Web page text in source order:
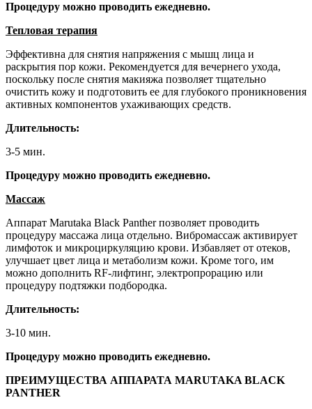
Процедуру можно проводить ежедневно.
Тепловая терапия
Эффективна для снятия напряжения с мышц лица и
раскрытия пор кожи. Рекомендуется для вечернего ухода,
поскольку после снятия макияжа позволяет тщательно
очистить кожу и подготовить ее для глубокого проникновения
активных компонентов ухаживающих средств.
Длительность:
3-5 мин.
Процедуру можно проводить ежедневно.
Массаж
Аппарат Marutaka Black Panther позволяет проводить
процедуру массажа лица отдельно. Вибромассаж активирует
лимфоток и микроциркуляцию крови. Избавляет от отеков,
улучшает цвет лица и метаболизм кожи. Кроме того, им
можно дополнить RF-лифтинг, электропрорацию или
процедуру подтяжки подбородка.
Длительность:
3-10 мин.
Процедуру можно проводить ежедневно.
ПРЕИМУЩЕСТВА АППАРАТА MARUTAKA BLACK
PANTHER